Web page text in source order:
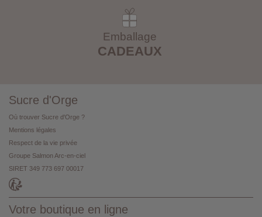
Emballage
CADEAUX
Sucre d'Orge
Où trouver Sucre d'Orge ?
Mentions légales
Respect de la vie privée
Groupe Salmon Arc-en-ciel
SIRET 349 773 697 00017
Votre boutique en ligne